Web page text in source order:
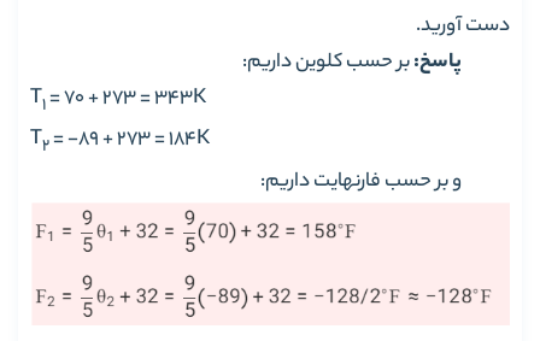
دست آورید.
پاسخ:بر حسب کلوین داریم:
T1= 70 + 273 = 343K
T2= -89 + 273 = 184K
و بر حسب فارنهایت داریم: